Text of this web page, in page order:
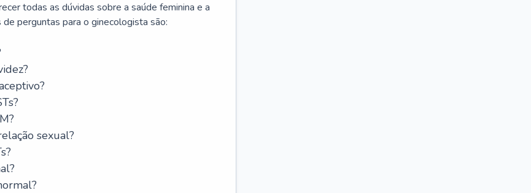
todas as dúvidas sobre a saúde feminina e a
perguntas para o ginecologista são:
sexual?